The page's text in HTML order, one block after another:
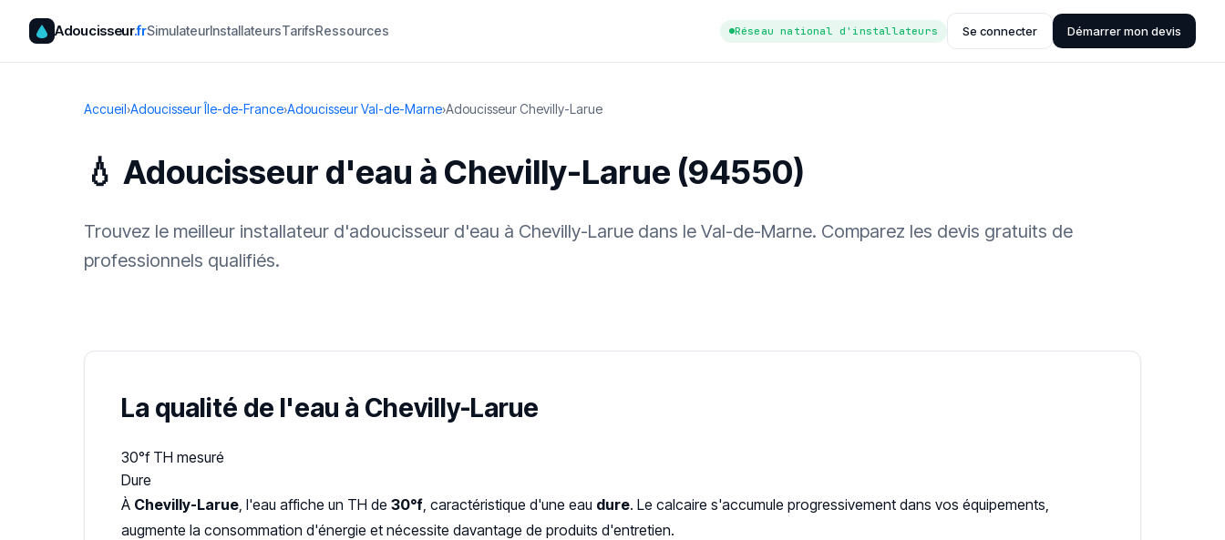
Adoucisseur.frSimulateurInstallateursTarifsRessources Réseau national d'installateurs Se connecter Démarrer mon devis
Accueil›Adoucisseur Île-de-France›Adoucisseur Val-de-Marne›Adoucisseur Chevilly-Larue
💧 Adoucisseur d'eau à Chevilly-Larue (94550)
Trouvez le meilleur installateur d'adoucisseur d'eau à Chevilly-Larue dans le Val-de-Marne. Comparez les devis gratuits de
professionnels qualifiés.
La qualité de l'eau à Chevilly-Larue
30°f TH mesuré
Dure
À Chevilly-Larue, l'eau affiche un TH de 30°f, caractéristique d'une eau dure. Le calcaire s'accumule progressivement dans vos équipements,
augmente la consommation d'énergie et nécessite davantage de produits d'entretien.